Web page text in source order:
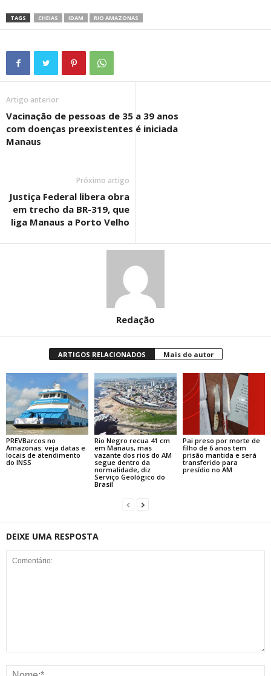
TAGS CHEIAS IDAM RIO AMAZONAS
Artigo anterior
Vacinação de pessoas de 35 a 39 anos
com doenças preexistentes é iniciada
Manaus
Próximo artigo
Justiça Federal libera obra
em trecho da BR-319, que
liga Manaus a Porto Velho
Redação
ARTIGOS RELACIONADOS Mais do autor
PREVBarcos no
Amazonas: veja datas e
locais de atendimento
do INSS
Rio Negro recua 41 cm
em Manaus, mas
vazante dos rios do AM
segue dentro da
normalidade, diz
Serviço Geológico do
Brasil
Pai preso por morte de
filho de 6 anos tem
prisão mantida e será
transferido para
presídio no AM
DEIXE UMA RESPOSTA